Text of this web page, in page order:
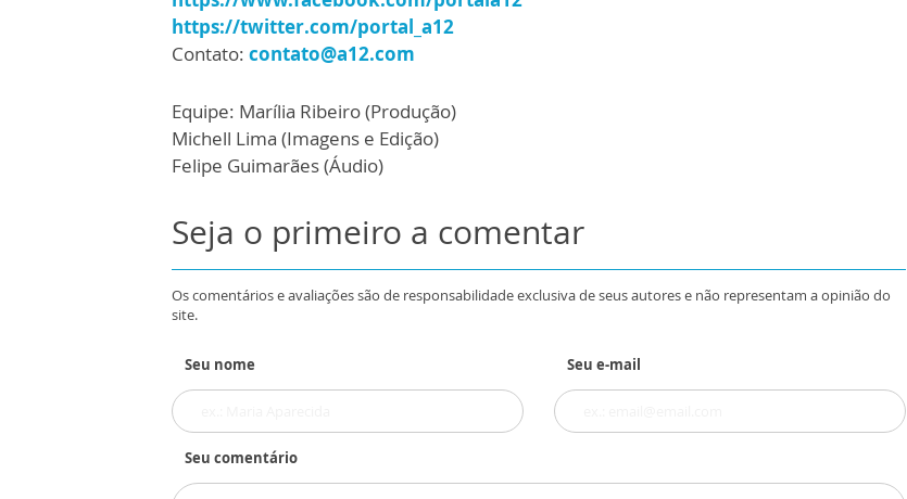
https://twitter.com/portal_a12
Contato: contato@a12.com
Equipe: Marília Ribeiro (Produção)
Michell Lima (Imagens e Edição)
Felipe Guimarães (Áudio)
Seja o primeiro a comentar
Os comentários e avaliações são de responsabilidade exclusiva de seus autores e não representam a opinião do
site.
Seu nome Seu e-mail
Seu comentário